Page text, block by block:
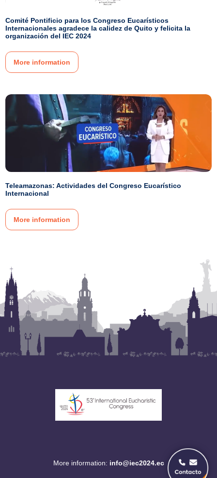
Comité Pontificio para los Congreso Eucarísticos
Internacionales agradece la calidez de Quito y felicita la
organización del IEC 2024
More information
Teleamazonas: Actividades del Congreso Eucarístico
Internacional
More information
More information: info@iec2024.ec